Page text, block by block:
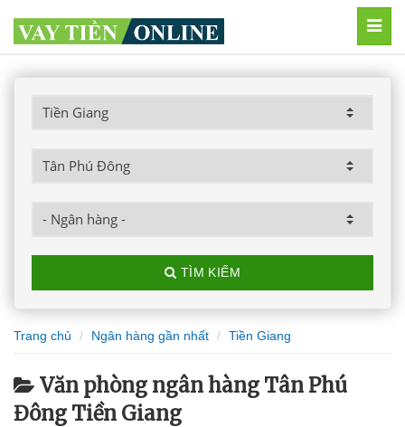
TÌM KIẾM
Trang chủ Ngân hàng gần nhất Tiền Giang
Văn phòng ngân hàng Tân Phú
Đông Tiền Giang